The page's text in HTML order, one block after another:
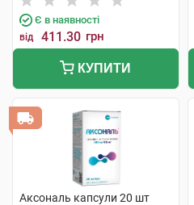
Є в наявності
від 411.30 грн
КУПИТИ
Аксональ капсули 20 шт